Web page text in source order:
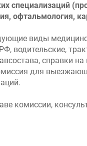
специализаций
офтальмология,
виды
водительские,
справки на
для
комиссии,